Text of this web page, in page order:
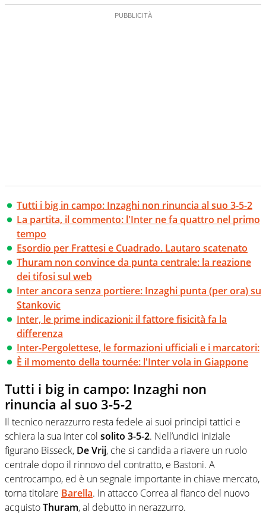
Tutti i big in campo: Inzaghi non rinuncia al suo 3-5-2
La partita, il commento: l'Inter ne fa quattro nel primo
tempo
Esordio per Frattesi e Cuadrado. Lautaro scatenato
Thuram non convince da punta centrale: la reazione
dei tifosi sul web
Inter ancora senza portiere: Inzaghi punta (per ora) su
Stankovic
Inter, le prime indicazioni: il fattore fisicità fa la
differenza
Inter-Pergolettese, le formazioni ufficiali e i marcatori:
È il momento della tournée: l'Inter vola in Giappone
Tutti i big in campo: Inzaghi non
rinuncia al suo 3-5-2
Il tecnico nerazzurro resta fedele ai suoi principi tattici e
schiera la sua Inter col solito 3-5-2. Nell’undici iniziale
figurano Bisseck, De Vrij, che si candida a riavere un ruolo
centrale dopo il rinnovo del contratto, e Bastoni. A
centrocampo, ed è un segnale importante in chiave mercato,
torna titolare Barella. In attacco Correa al fianco del nuovo
acquistoThuram, al debutto in nerazzurro.